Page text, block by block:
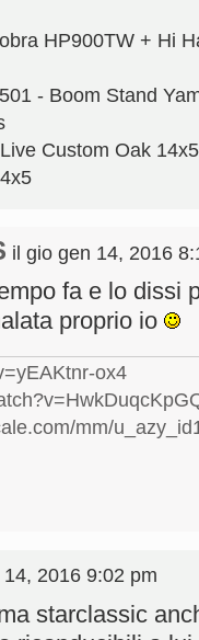
HP900TW + Hi
- Boom Stand
Custom Oak
il gio gen 14, 2016
fa e lo dissi
proprio io
ox4
mm/
2016 9:02 pm
starclassic